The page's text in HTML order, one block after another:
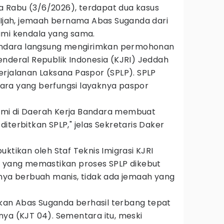
Rabu (3/6/2026), terdapat dua kasus
jemaah bernama Abas Suganda dari
kendala yang sama.
langsung mengirimkan permohonan
Republik Indonesia (KJRI) Jeddah
Laksana Paspor (SPLP). SPLP
yang berfungsi layaknya paspor
di Daerah Kerja Bandara membuat
SPLP," jelas Sekretaris Daker
oleh Staf Teknis Imigrasi KJRI
memastikan proses SPLP dikebut
berbuah manis, tidak ada jemaah yang
Abas Suganda berhasil terbang tepat
(KJT 04). Sementara itu, meski